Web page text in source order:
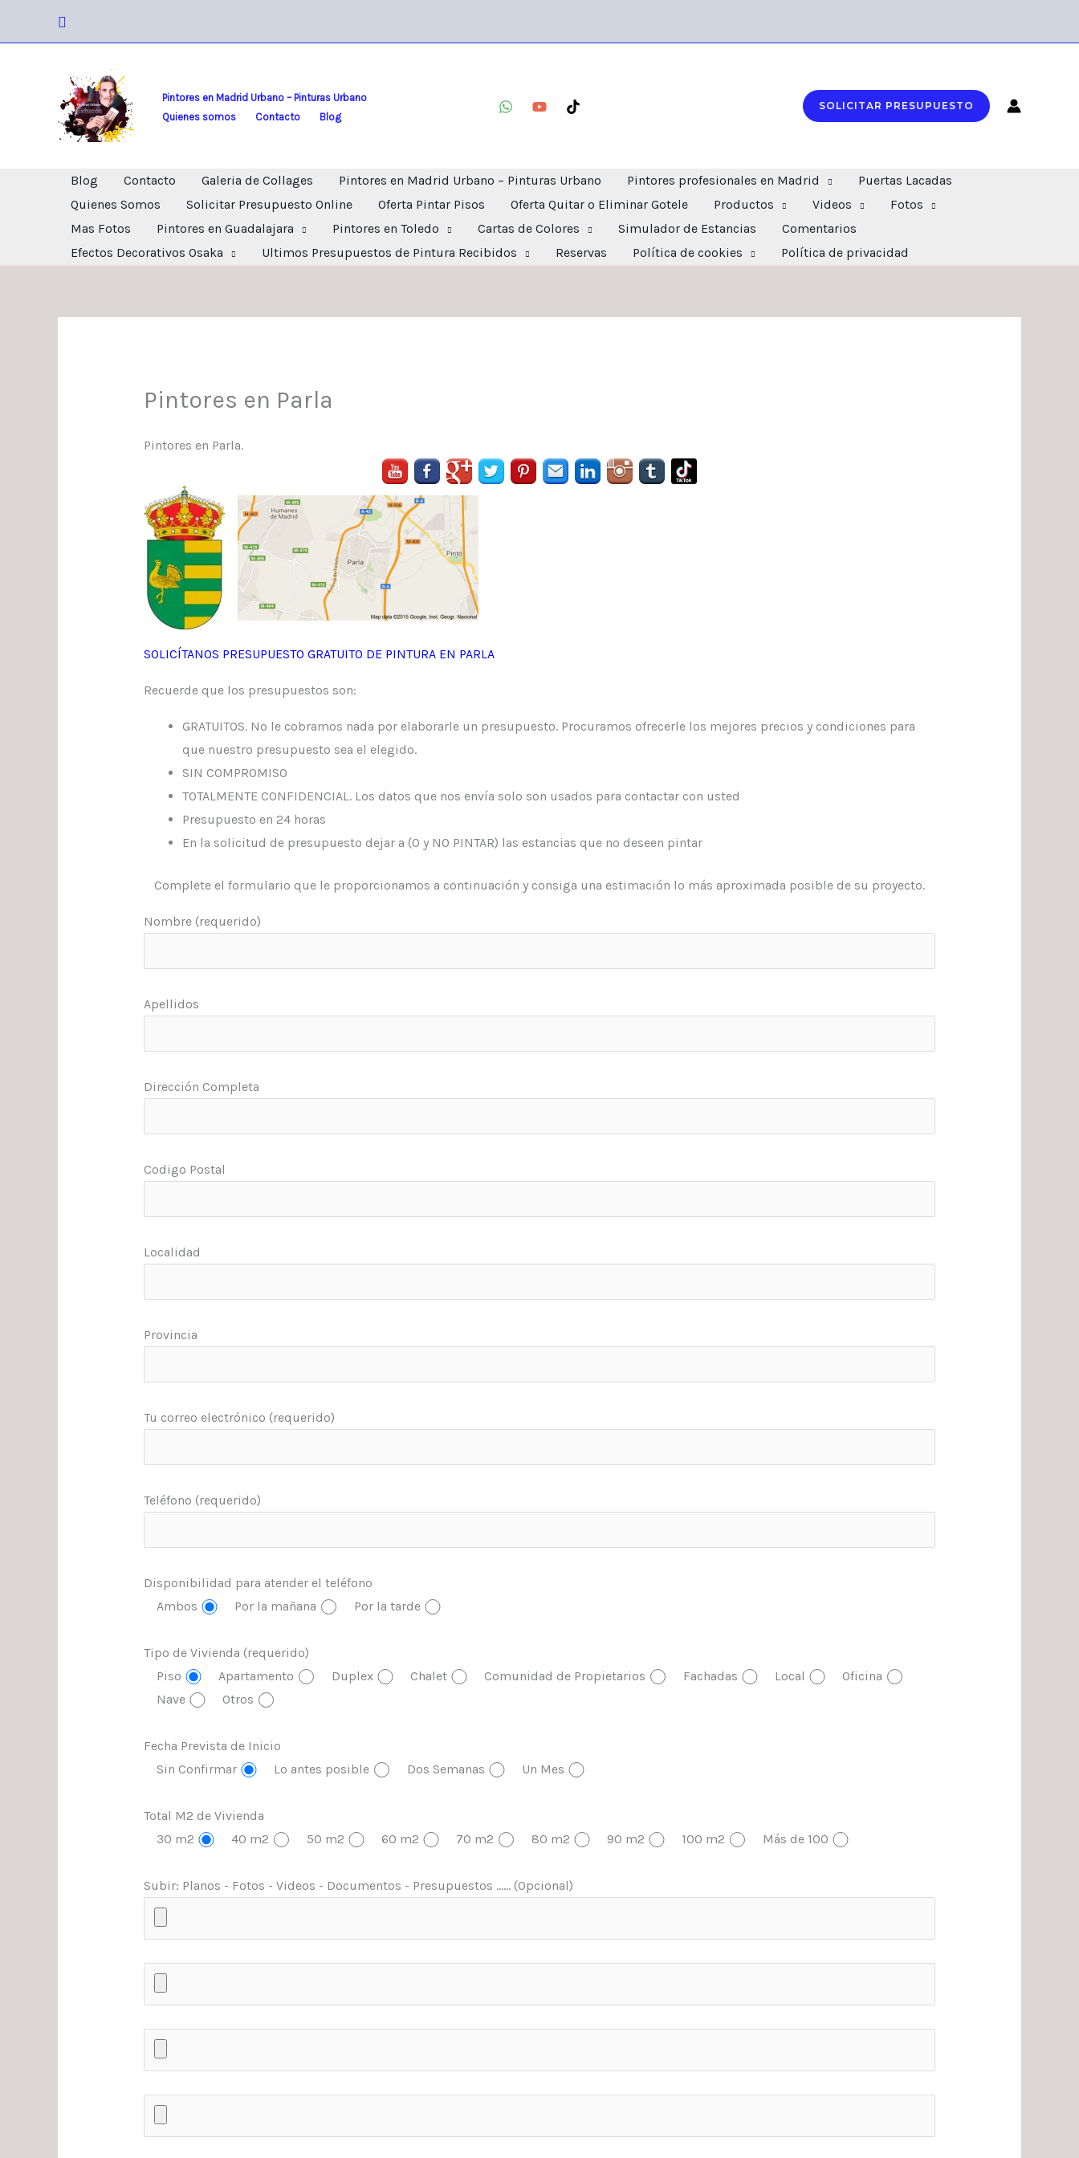
Buscar
Pintores en Madrid Urbano – Pinturas Urbano
Quienes somos
Contacto Blog
SOLICITAR PRESUPUESTO
Blog Contacto Galeria de Collages Pintores en Madrid Urbano – Pinturas Urbano Pintores profesionales en Madrid
Puertas Lacadas
Quienes Somos
Solicitar Presupuesto Online Oferta Pintar Pisos Oferta Quitar o Eliminar Gotele Productos Videos
Fotos
Mas Fotos
Pintores en Guadalajara Pintores en Toledo Cartas de Colores Simulador de Estancias
Comentarios
Efectos Decorativos Osaka
Ultimos Presupuestos de Pintura Recibidos Reservas Política de cookies Política de privacidad
Pintores en Parla
Pintores en Parla.
SOLICÍTANOS PRESUPUESTO GRATUITO DE PINTURA EN PARLA
Recuerde que los presupuestos son:
GRATUITOS. No le cobramos nada por elaborarle un presupuesto. Procuramos ofrecerle los mejores precios y condiciones para
que nuestro presupuesto sea el elegido.
SIN COMPROMISO
TOTALMENTE CONFIDENCIAL. Los datos que nos envía solo son usados para contactar con usted
Presupuesto en 24 horas
En la solicitud de presupuesto dejar a (O y NO PINTAR) las estancias que no deseen pintar
Complete el formulario que le proporcionamos a continuación y consiga una estimación lo más aproximada posible de su proyecto.
Nombre (requerido)
Apellidos
Dirección Completa
Codigo Postal
Localidad
Provincia
Tu correo electrónico (requerido)
Teléfono (requerido)
Disponibilidad para atender el teléfono
Ambos
Por la mañana Por la tarde
Tipo de Vivienda (requerido)
Piso
Apartamento Duplex Chalet Comunidad de Propietarios Fachadas Local
Oficina
Nave
Otros
Fecha Prevista de Inicio
Sin Confirmar
Lo antes posible Dos Semanas Un Mes
Total M2 de Vivienda
30 m2
40 m2 50 m2 60 m2 70 m2 80 m2 90 m2 100 m2 Más de 100
Subir: Planos - Fotos - Videos - Documentos - Presupuestos ...... (Opcional)